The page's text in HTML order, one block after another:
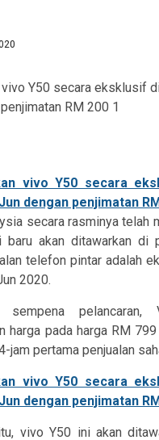
secara rasminya telah
baru akan ditawarkan di
telefon pintar adalah
2020.
sempena
harga pada harga RM
jam pertama penjualan
vivo Y50 ini akan